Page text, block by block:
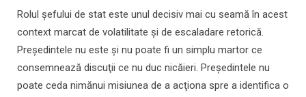
Rolul şefului de stat este unul decisiv mai cu seamă în acest
context marcat de volatilitate şi de escaladare retorică.
Preşedintele nu este şi nu poate fi un simplu martor ce
consemnează discuţii ce nu duc nicăieri. Preşedintele nu
poate ceda nimănui misiunea de a acţiona spre a identifica o